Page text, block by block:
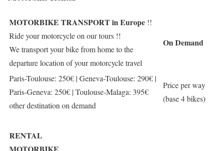
MOTORBIKE TRANSPORT in Europe !!
Ride your motorcycle on our tours !!
We transport your bike from home to the
departure location of your motorcycle travel
On Demand
Paris-Toulouse: 250€ | Geneva-Toulouse: 290€ |
Paris-Geneva: 250€ | Toulouse-Malaga: 395€
other destination on demand
Price per way
(base 4 bikes)
RENTAL
MOTORBIKE